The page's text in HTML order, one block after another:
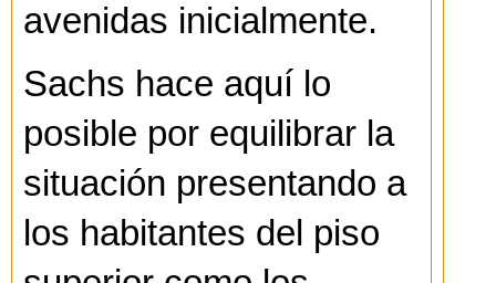
avenidas inicialmente.
Sachs hace aquí lo
posible por equilibrar la
situación presentando a
los habitantes del piso